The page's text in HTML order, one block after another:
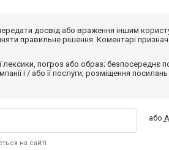
досвід або враження іншим
правильне рішення. Коментарі
погроз або образ; безпосереднє
і / або її послуги; розміщення
на сайті
або